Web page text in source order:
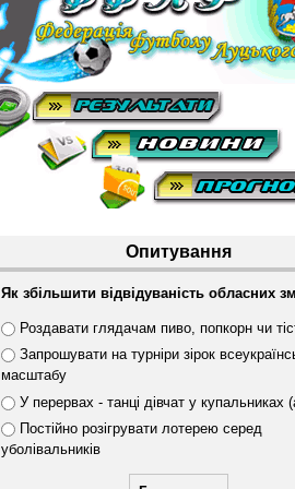
Опитування
Як збільшити відвідуваність обласних
В
а
р
а
н
т
Роздавати глядачам пиво, попкорн чи
Запрошувати на турніри зірок
масштабу
У перервах - танці дівчат у купальниках
Постійно розігрувати лотерею серед
уболівальників